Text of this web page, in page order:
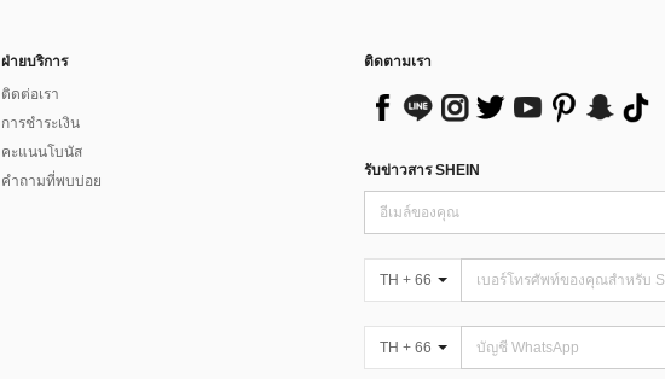
ฝ่ายบริการ
ติดต่อเรา
การชำระเงิน
คะแนนโบนัส
คำถามที่พบบ่อย
ติดตามเรา
รับข่าวสาร SHEIN
TH + 66
TH + 66